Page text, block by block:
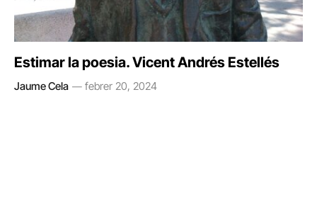
Estimar la poesia. Vicent Andrés Estellés
Jaume Cela febrer 20, 2024